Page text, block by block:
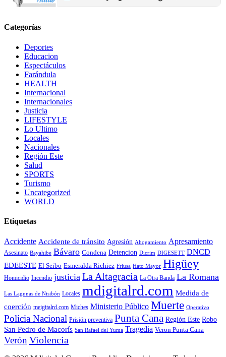
Categorías
Deportes
Educacion
Espectáculos
Farándula
HEALTH
Internacional
Internacionales
Justicia
LIFESTYLE
Lo Ultimo
Locales
Nacionales
Región Este
Salud
SPORTS
Turismo
Uncategorized
WORLD
Etiquetas
Accidente Accidente de tránsito Agresión Ahogamiento Apresamiento
Asesinato Bayahibe Bávaro Condena Detencion Dicrim DIGESETT DNCD
EDEESTE El Seibo Esmeralda Richiez Friusa Hato Mayor Higüey
Homicidio Incendio justicia La Altagracia La Otra Banda La Romana
Las Lagunas de Nisibón Locales mdigitalrd.com Medida de
coerción meigitalrd.com Miches Ministerio Público Muerte Operativo
Policia Nacional Prisión preventiva Punta Cana Región Este Robo
San Pedro de Macorís San Rafael del Yuma Tragedia Veron Punta Cana
Verón Violencia